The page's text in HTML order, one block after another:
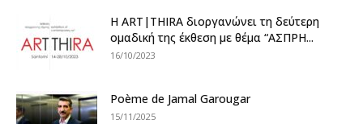
Η ART|THIRA διοργανώνει τη δεύτερη
ομαδική της έκθεση με θέμα “ΑΣΠΡΗ...
16/10/2023
Poème de Jamal Garougar
15/11/2025